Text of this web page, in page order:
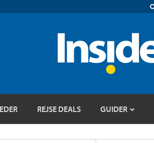
REJSE DEALS GUIDER